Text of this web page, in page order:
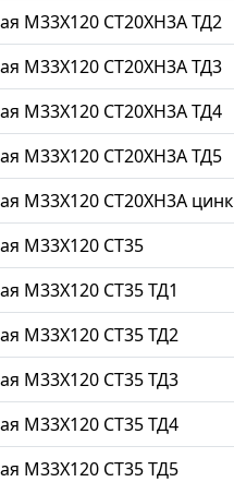
М33Х120 СТ20ХН3А ТД2
М33Х120 СТ20ХН3А ТД3
М33Х120 СТ20ХН3А ТД4
М33Х120 СТ20ХН3А ТД5
М33Х120 СТ20ХН3А цинк
М33Х120 СТ35
М33Х120 СТ35 ТД1
М33Х120 СТ35 ТД2
М33Х120 СТ35 ТД3
М33Х120 СТ35 ТД4
М33Х120 СТ35 ТД5